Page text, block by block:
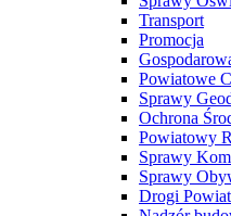
Transport
Promocja
Powiatowe
Sprawy
Ochrona
Powiatowy
Sprawy
Sprawy
Drogi